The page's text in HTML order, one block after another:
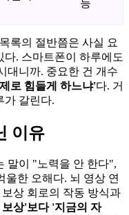
능
록의 절반쯤은 사실 요
. 스마트폰이 하루에도
대니까. 중요한 건 개수
로 힘들게 하느냐'다. 거
가 갈린다.
이유
말이 "노력을 안 한다",
울한 오해다. 뇌 영상 연
상 회로의 작동 방식과
상'보다 '지금의 자